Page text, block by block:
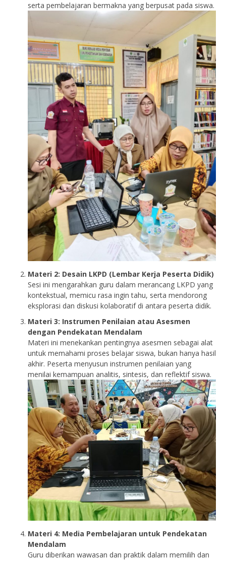
serta pembelajaran bermakna yang berpusat pada siswa.
Materi 2: Desain LKPD (Lembar Kerja Peserta Didik)
Sesi ini mengarahkan guru dalam merancang LKPD yang
kontekstual, memicu rasa ingin tahu, serta mendorong
eksplorasi dan diskusi kolaboratif di antara peserta didik.
Materi 3: Instrumen Penilaian atau Asesmen
dengan Pendekatan Mendalam
Materi ini menekankan pentingnya asesmen sebagai alat
untuk memahami proses belajar siswa, bukan hanya hasil
akhir. Peserta menyusun instrumen penilaian yang
menilai kemampuan analitis, sintesis, dan reflektif siswa.
Materi 4: Media Pembelajaran untuk Pendekatan
Mendalam
Guru diberikan wawasan dan praktik dalam memilih dan